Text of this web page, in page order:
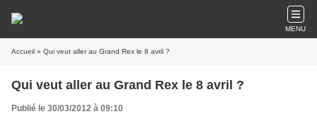
MENU
Accueil » Qui veut aller au Grand Rex le 8 avril ?
Qui veut aller au Grand Rex le 8 avril ?
Publié le 30/03/2012 à 09:10